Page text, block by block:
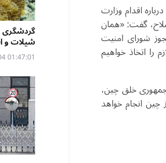
در پاسخ به پرسشی درباره اقدام وزارت
تهیه سلاح، گفت: «همان
شورای امنیت
اتخاذ خواهیم
خلق چین،
29 خرداد) دیداری رسمی از چین انجام خواهد
گردشگری
شیلات و
01:47:01 2026-08-04